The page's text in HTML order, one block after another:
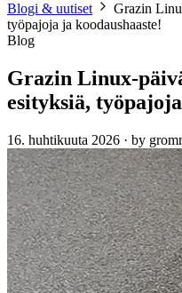
Blogi & uutiset
Grazin
työpajoja ja koodaushaaste!
Blog
Grazin Linux-
esityksiä,
16. huhtikuuta 2026 · by